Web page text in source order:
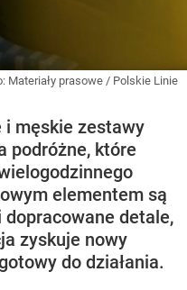
Materiały prasowe / Polskie Linie
i męskie zestawy
podróżne, które
elementem są
detale,
zyskuje nowy
do działania.